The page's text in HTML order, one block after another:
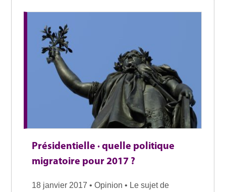
Présidentielle · quelle politique
migratoire pour 2017 ?
18 janvier 2017 • Opinion • Le sujet de